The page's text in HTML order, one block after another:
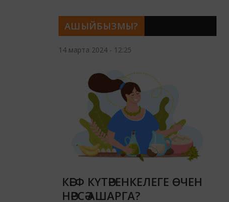
АШЫЙБЫЗМЫ?
14 марта 2024 - 12:25
КӘЕФ КҮТӘРЕНКЕЛЕГЕ ӨЧЕН
НӘРСӘ АШАРГА?